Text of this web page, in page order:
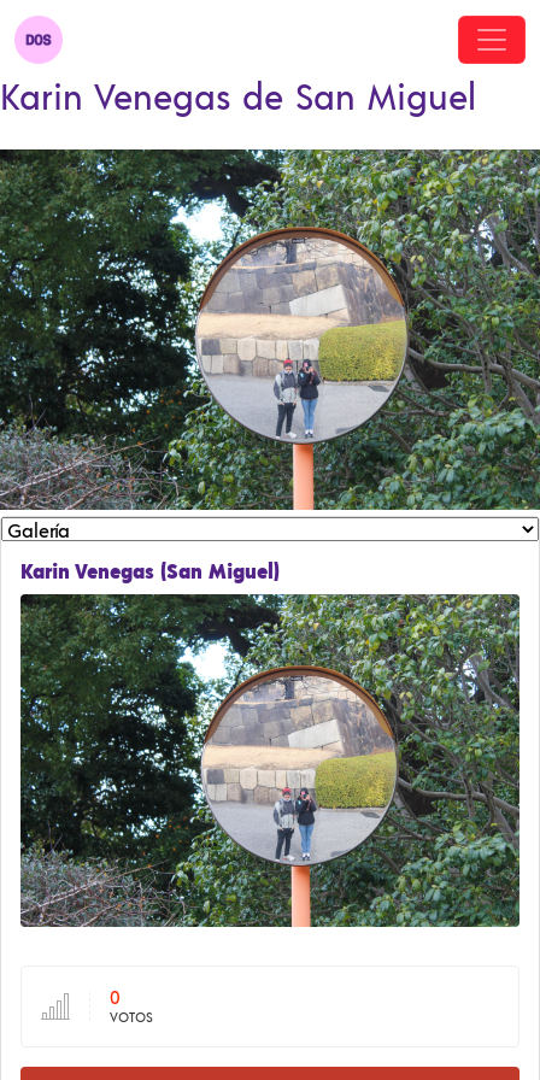
Karin Venegas de San Miguel
Karin Venegas (San Miguel)
0
VOTOS